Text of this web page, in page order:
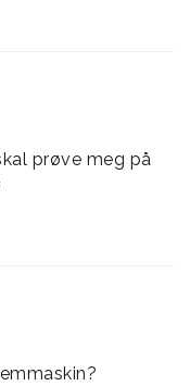
prøve meg på